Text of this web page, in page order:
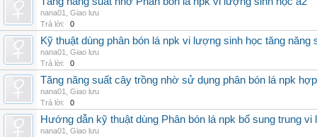
nana01
Giao lưu
Trả lời:
0
Kỹ thuật dùng phân bón lá npk vi lượng sinh học tăng năng
nana01
Giao lưu
Trả lời:
0
Tăng năng suất cây trồng nhờ sử dụng phân bón lá npk
nana01
Giao lưu
Trả lời:
0
Hướng dẫn kỹ thuật dùng Phân bón lá npk bổ sung trung vi
nana01
Giao lưu